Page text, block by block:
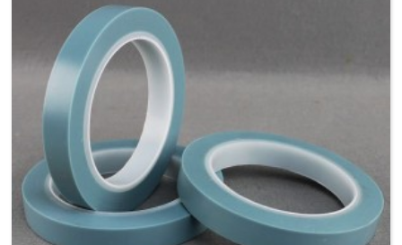
pieskovaný povrch a iné 3D alebo šikmé povrchy a
poskytuje veľmi stabilnú pevnú priľnavosť k
povrchom.Najdôležitejším bodom je po odlepení fólie,
povrch by mal zostať dokonale čistý a nedotknutý.GBS je
schopná prispôsobiť strednú aj vysokú priľnavosť podľa
požiadaviek zákazníka a tiež poskytnúť tlač šípok a pruhov,
ktoré pomôžu rýchlo identifikovať leštený smer laserového
filmu z nehrdzavejúcej ocele.